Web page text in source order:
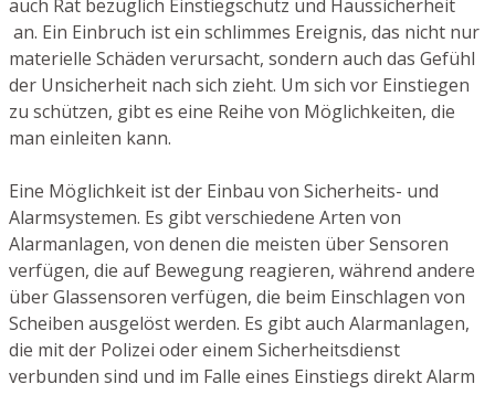
auch Rat bezüglich Einstiegschutz und Haussicherheit
an. Ein Einbruch ist ein schlimmes Ereignis, das nicht nur
materielle Schäden verursacht, sondern auch das Gefühl
der Unsicherheit nach sich zieht. Um sich vor Einstiegen
zu schützen, gibt es eine Reihe von Möglichkeiten, die
man einleiten kann.
Eine Möglichkeit ist der Einbau von Sicherheits- und
Alarmsystemen. Es gibt verschiedene Arten von
Alarmanlagen, von denen die meisten über Sensoren
verfügen, die auf Bewegung reagieren, während andere
über Glassensoren verfügen, die beim Einschlagen von
Scheiben ausgelöst werden. Es gibt auch Alarmanlagen,
die mit der Polizei oder einem Sicherheitsdienst
verbunden sind und im Falle eines Einstiegs direkt Alarm